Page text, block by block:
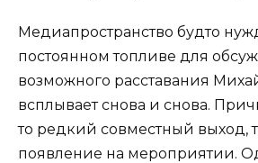
Медиапространство будто
постоянном топливе для
возможного расставания
всплывает снова и снова.
то редкий совместный выход,
появление на мероприятии.